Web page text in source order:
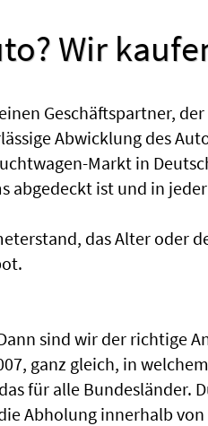
Wir
Geschäftspartner,
Abwicklung des
Markt in
abgedeckt ist und in
das Alter oder
sind wir der richtige
ganz gleich, in
für alle Bundesländer.
Abholung innerhalb